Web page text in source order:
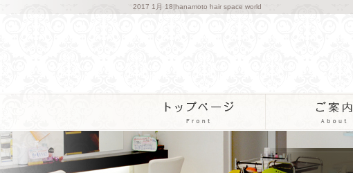
2017 1月 18|hanamoto hair space world